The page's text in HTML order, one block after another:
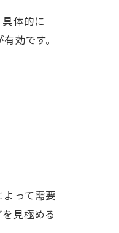
体的に
効です。
って需要
見極める